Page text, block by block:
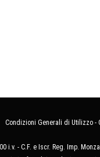
Condizioni Generali di Utilizzo -
- C.F. e Iscr. Reg. Imp.